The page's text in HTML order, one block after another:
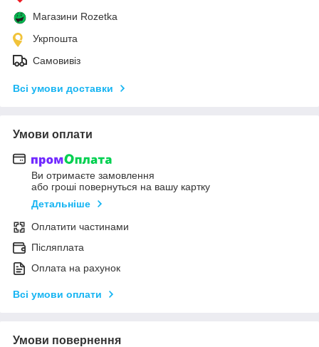
Магазини Rozetka
Укрпошта
Самовивіз
Всі умови доставки
Умови оплати
Ви отримаєте замовлення
або гроші повернуться на вашу картку
Детальніше
Оплатити частинами
Післяплата
Оплата на рахунок
Всі умови оплати
Умови повернення